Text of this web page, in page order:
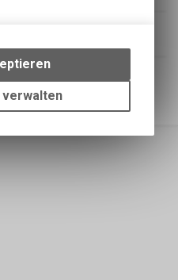
Interaktionen und
auf Ihrem Gerät,
unseres Online-
Bitte beachten Sie,
Daten
auf Ihre
Informationen
verwalten